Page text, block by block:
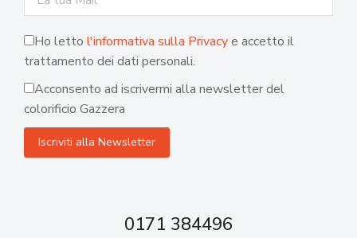
Ho letto l'informativa sulla Privacye accetto il
trattamento dei dati personali.
Acconsento ad iscrivermi alla newsletter del
colorificio Gazzera
0171 384496